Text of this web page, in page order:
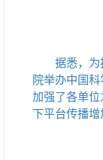
据悉，为
院举办中国
加强了各单
下平台传播